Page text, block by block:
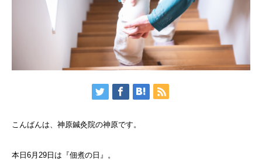
こんばんは、神原鍼灸院の神原です。
本日 6 月 29 日は『佃煮の日』。